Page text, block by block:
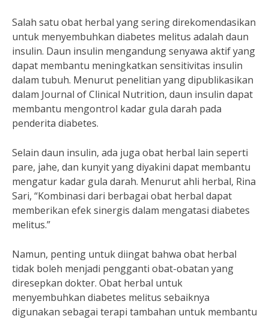
Salah satu obat herbal yang sering direkomendasikan
untuk menyembuhkan diabetes melitus adalah daun
insulin. Daun insulin mengandung senyawa aktif yang
dapat membantu meningkatkan sensitivitas insulin
dalam tubuh. Menurut penelitian yang dipublikasikan
dalam Journal of Clinical Nutrition, daun insulin dapat
membantu mengontrol kadar gula darah pada
penderita diabetes.
Selain daun insulin, ada juga obat herbal lain seperti
pare, jahe, dan kunyit yang diyakini dapat membantu
mengatur kadar gula darah. Menurut ahli herbal, Rina
Sari, “Kombinasi dari berbagai obat herbal dapat
memberikan efek sinergis dalam mengatasi diabetes
melitus.”
Namun, penting untuk diingat bahwa obat herbal
tidak boleh menjadi pengganti obat-obatan yang
diresepkan dokter. Obat herbal untuk
menyembuhkan diabetes melitus sebaiknya
digunakan sebagai terapi tambahan untuk membantu